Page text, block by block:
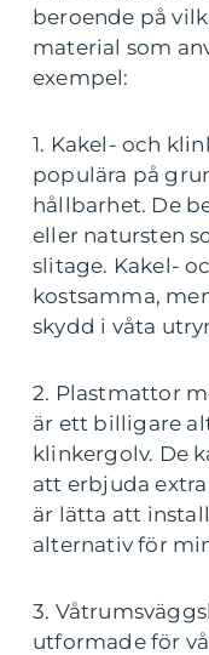
beroende på
material som
exempel:
1. Kakel- och
populära på
hållbarhet. De
eller natursten
slitage. Kakel-
kostsamma,
skydd i våta
2. Plastmattor
är ett billigare
klinkergolv. De
att erbjuda
är lätta att
alternativ för
3.
utformade för